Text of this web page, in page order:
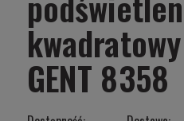
GENT 8358